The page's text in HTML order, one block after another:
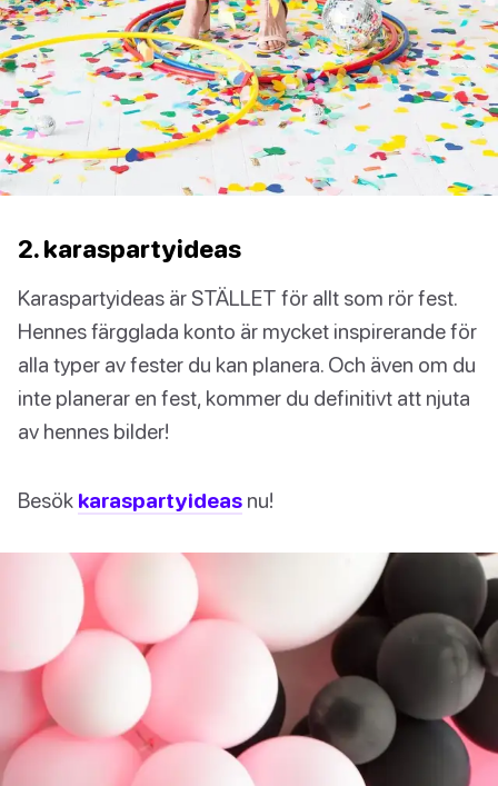
2. karaspartyideas
Karaspartyideas är STÄLLET för allt som rör fest.
Hennes färgglada konto är mycket inspirerande för
alla typer av fester du kan planera. Och även om du
inte planerar en fest, kommer du definitivt att njuta
av hennes bilder!
Besök karaspartyideas nu!